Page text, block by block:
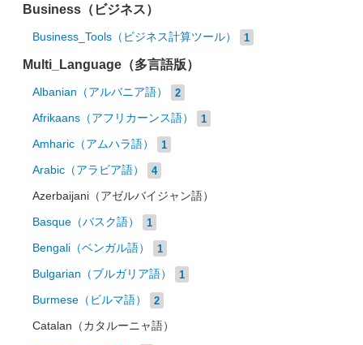
Business（ビジネス）
Business_Tools（ビジネス計算ツール） 1
Multi_Language（多言語版）
Albanian（アルバニア語） 2
Afrikaans（アフリカーンス語） 1
Amharic（アムハラ語） 1
Arabic（アラビア語） 4
Azerbaijani（アゼルバイジャン語）
Basque（バスク語） 1
Bengali（ベンガル語） 1
Bulgarian（ブルガリア語） 1
Burmese（ビルマ語） 2
Catalan（カタルーニャ語）